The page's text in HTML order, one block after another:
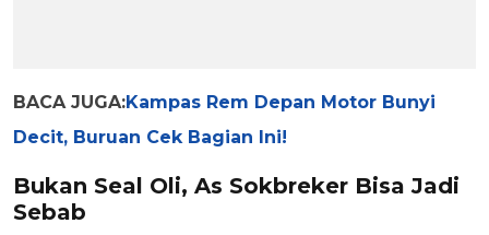
BACA JUGA:Kampas Rem Depan Motor Bunyi
Decit, Buruan Cek Bagian Ini!
Bukan Seal Oli, As Sokbreker Bisa Jadi
Sebab